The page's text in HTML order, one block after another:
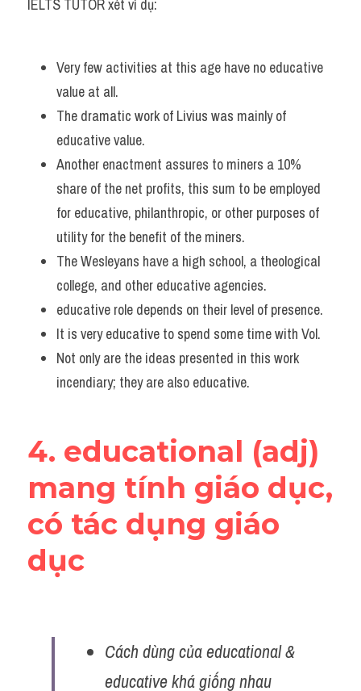
IELTS TUTOR xét ví dụ:
Very few activities at this age have no educative
value at all.
The dramatic work of Livius was mainly of
educative value.
Another enactment assures to miners a 10%
share of the net profits, this sum to be employed
for educative, philanthropic, or other purposes of
utility for the benefit of the miners.
The Wesleyans have a high school, a theological
college, and other educative agencies.
educative role depends on their level of presence.
It is very educative to spend some time with Vol.
Not only are the ideas presented in this work
incendiary; they are also educative.
4. educational (adj)
mang tính giáo dục,
có tác dụng giáo
dục
Cách dùng của educational &
educative khá giống nhau